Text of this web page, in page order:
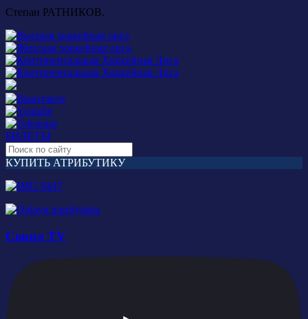
Степан РАТНИКОВ.
БИЛЕТЫ
КУПИТЬ АТРИБУТИКУ
Сокол TV